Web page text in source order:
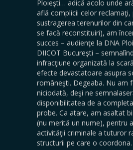
Ploieşti… adică acolo unde
află complicii celor reclamaţi,
sustragerea terenurilor din
se facă reconstituiri), am
succes – audienţe la DNA
DIICOT Bucureşti –
infracţiune organizată la
efecte devastatoare asupra
româneşti. Degeaba. Nu am
niciodată, deşi ne
disponibilitatea de a
probe. Ca atare, am asaltat
(nu merită un nume), pentru
activităţii criminale a tuturor
structurii pe care o